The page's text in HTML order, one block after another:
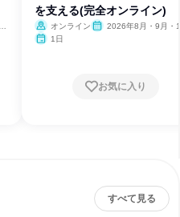
を支える(完全オンライン)
オンライン
2026年8月・9月・
1日
お気に入り
すべて見る